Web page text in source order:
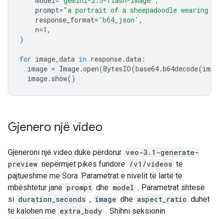
prompt="a portrait of a sheepadoodle wearing a
response_format= 'b64_json' ,
n=1 ,
)
for image_data in response.data :
image = Image.open(BytesIO(base64.b64decode(
image. show()
Gjenero një video
Gjeneroni një video duke përdorur veo-3.1-generate-
preview nëpërmjet pikës fundore /v1/videos të
pajtueshme me Sora. Parametrat e nivelit të lartë të
mbështetur janë prompt dhe model . Parametrat shtesë
si duration_seconds , image dhe aspect_ratio duhet
të kalohen me extra_body . Shihni seksionin